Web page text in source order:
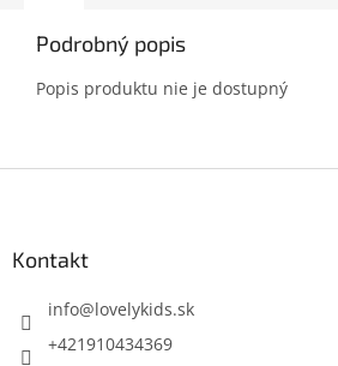
Podrobný popis
Popis produktu nie je dostupný
Kontakt
info@lovelykids.sk
+421910434369